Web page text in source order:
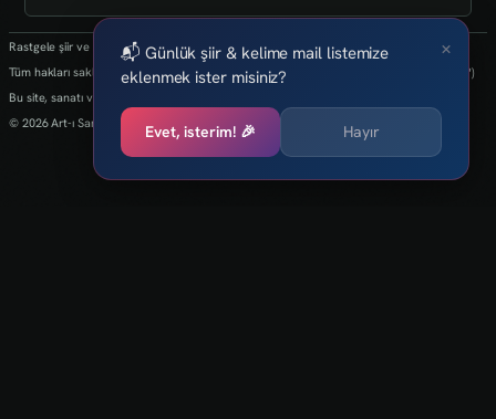
Rastgele şiir ve kelimeler her 24 saatte bir yenilenmektedir.
Tüm hakları saklıdır.(biz kaybettik bulan varsa info@art-isanat.com.tr'ye mail atabilir mi?)
Bu site, sanatı ve yaratıcılığı dijital dünyaya taşıma arzusu ile kurulmuştur.
© 2026 Art-ı Sanat
×
📬 Günlük şiir & kelime mail listemize
eklenmek ister misiniz?
Evet, isterim! 🎉 Hayır